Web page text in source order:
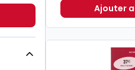
54
Ajouter